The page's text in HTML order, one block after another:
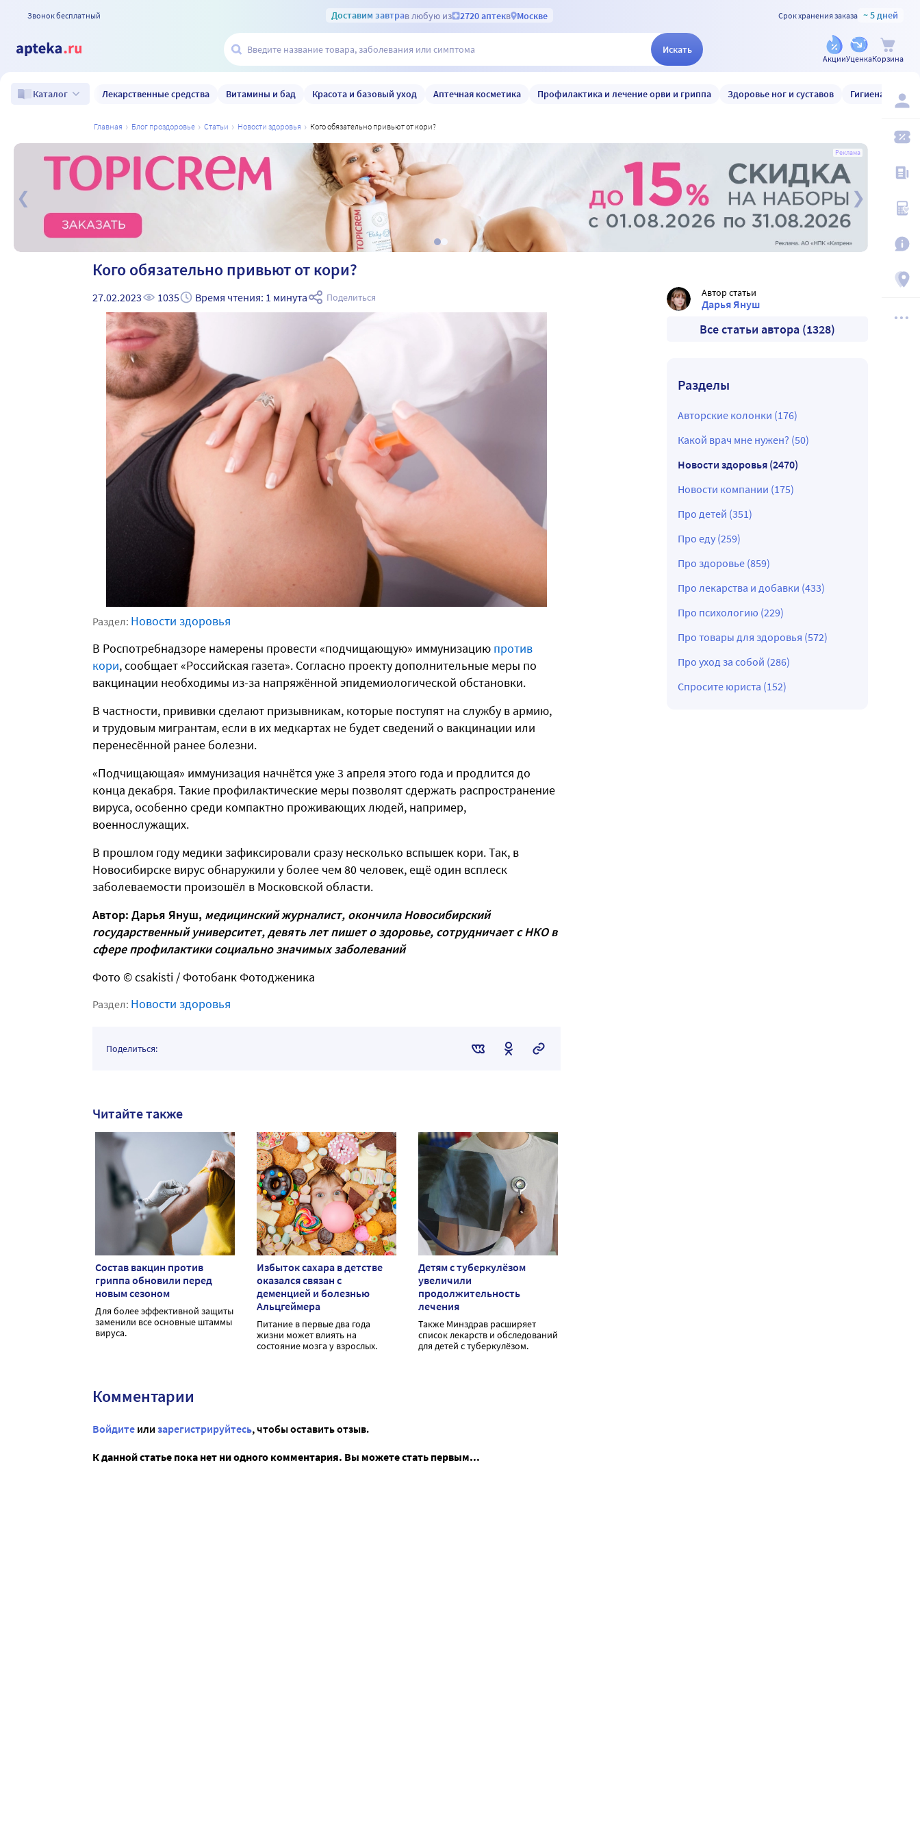
Звонок бесплатный Доставим завтрав любую из 2720 аптекв Москве Срок хранения заказа ~ 5 дней
Искать
АкцииУценкаКорзина
Каталог Лекарственные средства Витамины и бад Красота и базовый уход Аптечная косметика Профилактика и лечение орви и гриппа Здоровье ног и суставов Гигиена и уход
главная блог проздоровье статьи новости здоровья кого обязательно привьют от кори?
Реклама
Кого обязательно привьют от кори?
27.02.2023 1035 Время чтения: 1 минута Поделиться
Раздел: Новости здоровья
В Роспотребнадзоре намерены провести «подчищающую» иммунизацию против
кори, сообщает «Российская газета». Согласно проекту дополнительные меры по
вакцинации необходимы из-за напряжённой эпидемиологической обстановки.
В частности, прививки сделают призывникам, которые поступят на службу в армию,
и трудовым мигрантам, если в их медкартах не будет сведений о вакцинации или
перенесённой ранее болезни.
«Подчищающая» иммунизация начнётся уже 3 апреля этого года и продлится до
конца декабря. Такие профилактические меры позволят сдержать распространение
вируса, особенно среди компактно проживающих людей, например,
военнослужащих.
В прошлом году медики зафиксировали сразу несколько вспышек кори. Так, в
Новосибирске вирус обнаружили у более чем 80 человек, ещё один всплеск
заболеваемости произошёл в Московской области.
Автор: Дарья Януш, медицинский журналист, окончила Новосибирский
государственный университет, девять лет пишет о здоровье, сотрудничает с НКО в
сфере профилактики социально значимых заболеваний
Фото © csakisti /Фотобанк Фотодженика
Раздел: Новости здоровья
Поделиться:
Читайте также
Состав вакцин против
гриппа обновили перед
новым сезоном
Для более эффективной защиты
заменили все основные штаммы
вируса.
Избыток сахара в детстве
оказался связан с
деменцией и болезнью
Альцгеймера
Питание в первые два года
жизни может влиять на
состояние мозга у взрослых.
Детям с туберкулёзом
увеличили
продолжительность
лечения
Также Минздрав расширяет
список лекарств и обследований
для детей с туберкулёзом.
Комментарии
Войдите или зарегистрируйтесь, чтобы оставить отзыв.
К данной статье пока нет ни одного комментария. Вы можете стать первым...
Автор статьи
Дарья Януш
Все статьи автора (1328)
Разделы
Авторские колонки (176)
Какой врач мне нужен? (50)
Новости здоровья (2470)
Новости компании (175)
Про детей (351)
Про еду (259)
Про здоровье (859)
Про лекарства и добавки (433)
Про психологию (229)
Про товары для здоровья (572)
Про уход за собой (286)
Спросите юриста (152)